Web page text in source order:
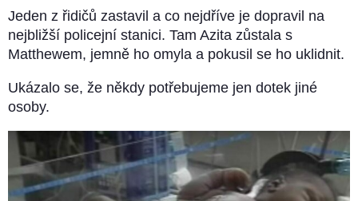
Jeden z řidičů zastavil a co nejdříve je dopravil na
nejbližší policejní stanici. Tam Azita zůstala s
Matthewem, jemně ho omyla a pokusil se ho uklidnit.
Ukázalo se, že někdy potřebujeme jen dotek jiné
osoby.